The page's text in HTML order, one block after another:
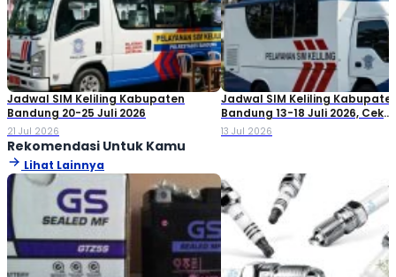
Jadwal SIM Keliling Kabupaten
Bandung 20-25 Juli 2026
21 Jul 2026
Jadwal SIM Keliling
Bandung 13-18 Juli 2026, Cek
Lokasinya!
13 Jul 2026
Rekomendasi Untuk Kamu
Lihat Lainnya